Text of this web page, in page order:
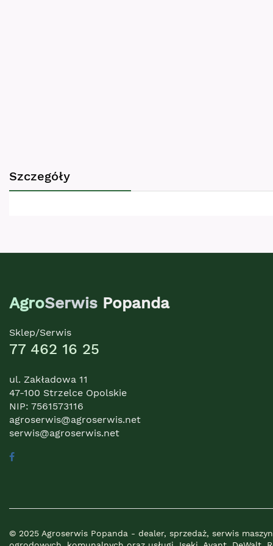
Szczegóły
AgroSerwis Popanda
Sklep/Serwis
77 462 16 25
ul. Zakładowa 11
47-100 Strzelce Opolskie
NIP: 7561573116
agroserwis@agroserwis.net
serwis@agroserwis.net
© 2025 Agroserwis Popanda - dealer, sprzedaż, serwis